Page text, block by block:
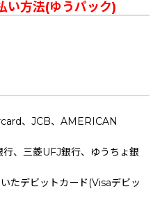
い方法(ゆうパック)
、JCB、AMERICAN
行、三菱UFJ銀行、ゆうちょ銀
たデビットカード(Visaデビッ